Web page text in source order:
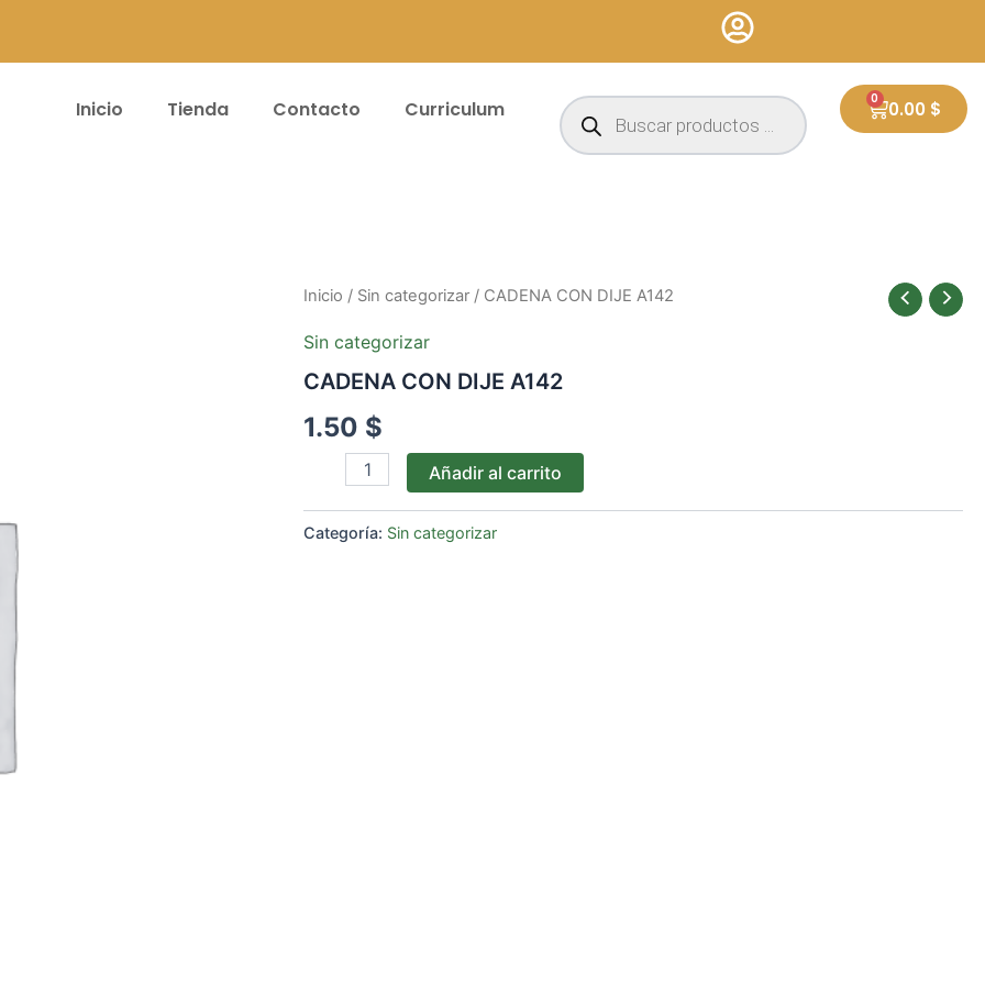
Inicio Tienda Contacto Curriculum
Búsqueda
de
productos
0.00 $
0
Cart
Inicio / Sin categorizar / CADENA CON DIJE A142
Sin categorizar
CADENA CON DIJE A142
1.50 $
CADENA
DIJE
cantidad
Añadir al carrito
Categoría: Sin categorizar